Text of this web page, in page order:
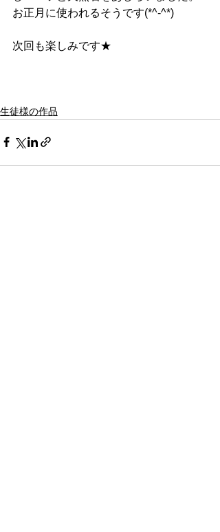
お正月に使われるそうです(*^-^*)
次回も楽しみです★
生徒様の作品